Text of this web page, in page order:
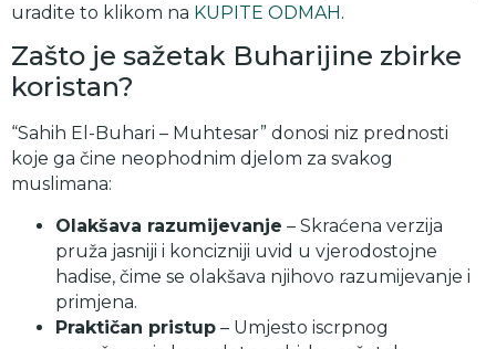
uradite to klikom na KUPITE ODMAH.
Zašto je sažetak Buharijine zbirke
koristan?
“Sahih El-Buhari – Muhtesar” donosi niz prednosti
koje ga čine neophodnim djelom za svakog
muslimana:
Olakšava razumijevanje – Skraćena verzija
pruža jasniji i koncizniji uvid u vjerodostojne
hadise, čime se olakšava njihovo razumijevanje i
primjena.
Praktičan pristup – Umjesto iscrpnog